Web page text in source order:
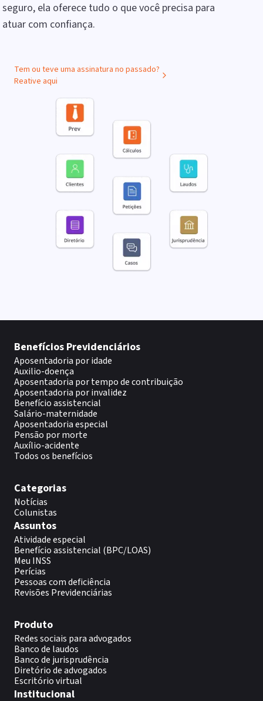
seguro, ela oferece tudo o que você precisa para
atuar com confiança.
Tem ou teve uma assinatura no passado?
Reative aqui
Benefícios Previdenciários
Aposentadoria por idade
Auxilio-doença
Aposentadoria por tempo de contribuição
Aposentadoria por invalidez
Benefício assistencial
Salário-maternidade
Aposentadoria especial
Pensão por morte
Auxílio-acidente
Todos os benefícios
Categorias
Notícias
Colunistas
Assuntos
Atividade especial
Benefício assistencial (BPC/LOAS)
Meu INSS
Perícias
Pessoas com deficiência
Revisões Previdenciárias
Produto
Redes sociais para advogados
Banco de laudos
Banco de jurisprudência
Diretório de advogados
Escritório virtual
Institucional